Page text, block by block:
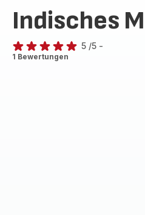
Indisches
Bewertung
5 /5 -
1 Bewertungen